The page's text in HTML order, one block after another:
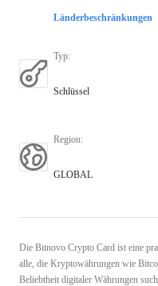
Länderbeschränkungen
Typ:
Schlüssel
Region:
GLOBAL
Die Bitnovo Crypto Card ist eine
alle, die Kryptowährungen wie
Beliebtheit digitaler Währungen